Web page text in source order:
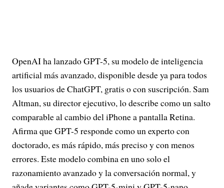
OpenAI ha lanzado GPT-5, su modelo de inteligencia
artificial más avanzado, disponible desde ya para todos
los usuarios de ChatGPT, gratis o con suscripción. Sam
Altman, su director ejecutivo, lo describe como un salto
comparable al cambio del iPhone a pantalla Retina.
Afirma que GPT-5 responde como un experto con
doctorado, es más rápido, más preciso y con menos
errores. Este modelo combina en uno solo el
razonamiento avanzado y la conversación normal, y